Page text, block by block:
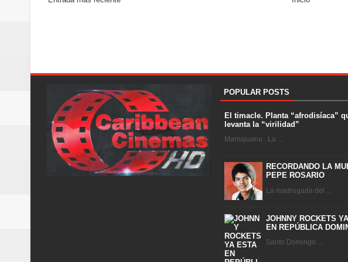
POPULAR POSTS
El timacle. Planta “afrodisíaca”
levanta la “virilidad”
Mamajuana . La ...
RECORDANDO LA
PEPE ROSARIO
La madrugada del ...
JOHNNY ROCKETS
EN REPÚBLICA
Santo Domingo ...